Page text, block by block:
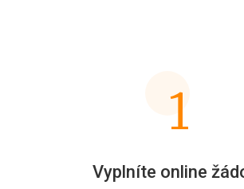
1
Vyplníte online